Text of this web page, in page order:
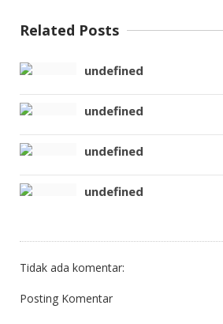
Related Posts
undefined
undefined
undefined
undefined
Tidak ada komentar:
Posting Komentar